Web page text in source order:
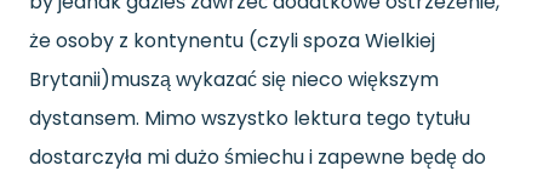
że osoby z kontynentu (czyli spoza Wielkiej
Brytanii)muszą wykazać się nieco większym
dystansem. Mimo wszystko lektura tego tytułu
dostarczyła mi dużo śmiechu i zapewne będę do